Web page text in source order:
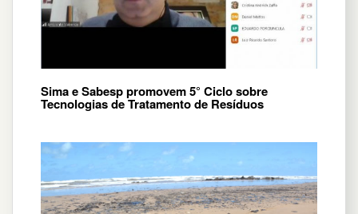
Sima e Sabesp promovem 5° Ciclo sobre
Tecnologias de Tratamento de Resíduos